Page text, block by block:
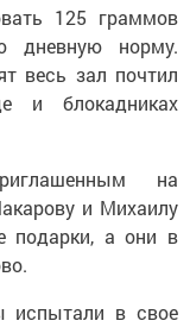
125 граммов
дневную норму.
весь зал почтил
и блокадниках
на
и Михаилу
подарки, а они в
испытали в свое